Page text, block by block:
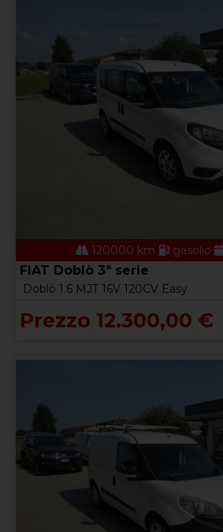
120000 km gasolio
FIAT Doblò 3ª serie
Doblò 1.6 MJT 16V 120CV Easy
Prezzo 12.300,00 €